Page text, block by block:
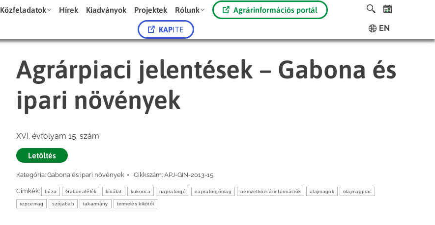
Közfeladatok Hírek Kiadványok Projektek Rólunk Agrárinformációs portál
KAPITE EN
Agrárpiaci jelentések – Gabona és
ipari növények
XVI. évfolyam 15. szám
Letöltés
Kategória: Gabona és ipari növények Cikkszám: APJ-GIN-2013-15
Címkék: búza Gabonafélék kínálat kukorica napraforgó napraforgómag nemzetközi árinformációk olajmagok olajmagpiac
repcemag szójabab takarmány termelés kikötői